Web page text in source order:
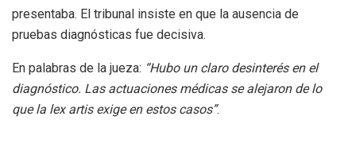
presentaba. El tribunal insiste en que la ausencia de
pruebas diagnósticas fue decisiva.
En palabras de la jueza: “Hubo un claro desinterés en el
diagnóstico. Las actuaciones médicas se alejaron de lo
que la lex artis exige en estos casos”.